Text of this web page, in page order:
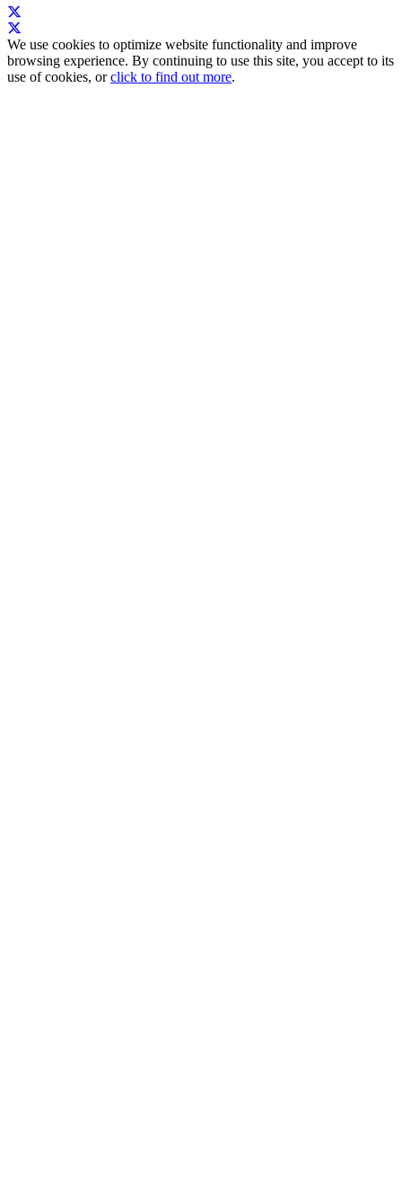
We use cookies to optimize website functionality and improve
browsing experience. By continuing to use this site, you accept to its
use of cookies, orclick to find out more.